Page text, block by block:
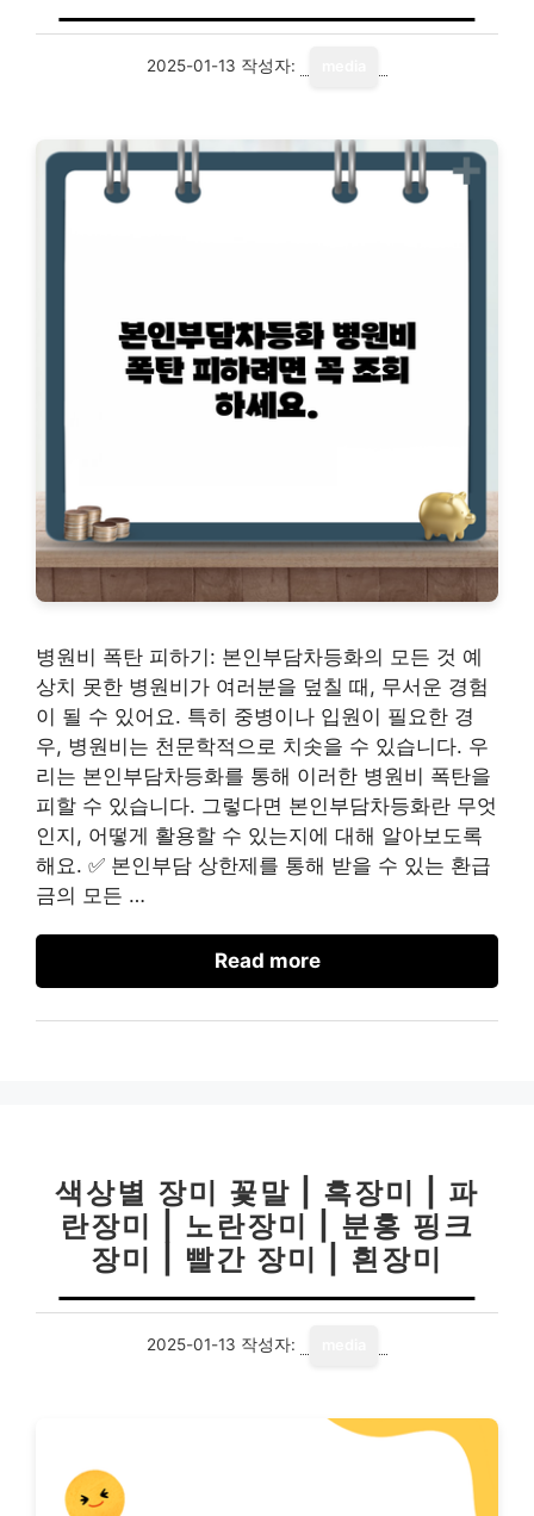
2025-01-13 작성자:
병원비 폭탄 피하기: 본인부담차등화의 모든 것 예
상치 못한 병원비가 여러분을 덮칠 때, 무서운 경험
이 될 수 있어요. 특히 중병이나 입원이 필요한 경
우, 병원비는 천문학적으로 치솟을 수 있습니다. 우
리는 본인부담차등화를 통해 이러한 병원비 폭탄을
피할 수 있습니다. 그렇다면 본인부담차등화란 무엇
인지, 어떻게 활용할 수 있는지에 대해 알아보도록
해요. ✅ 본인부담 상한제를 통해 받을 수 있는 환급
금의 모든 …
Read more
색상별 장미 꽃말 | 흑장미 | 파
란장미 | 노란장미 | 분홍 핑크
장미 | 빨간 장미 | 흰장미
2025-01-13 작성자: